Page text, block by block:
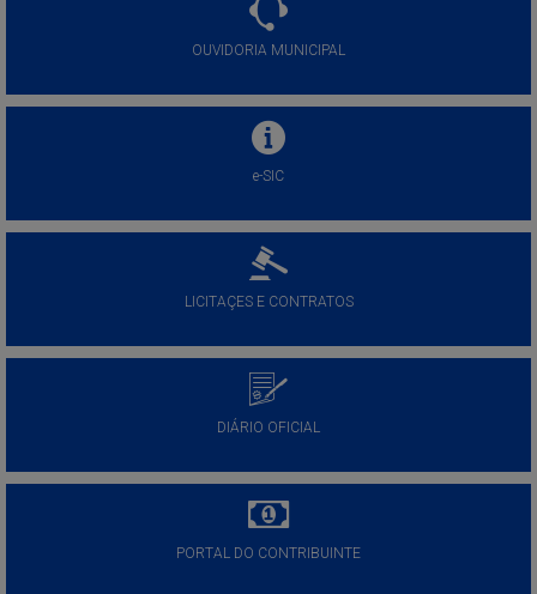
OUVIDORIA MUNICIPAL
e-SIC
LICITAÇES E CONTRATOS
DIÁRIO OFICIAL
PORTAL DO CONTRIBUINTE